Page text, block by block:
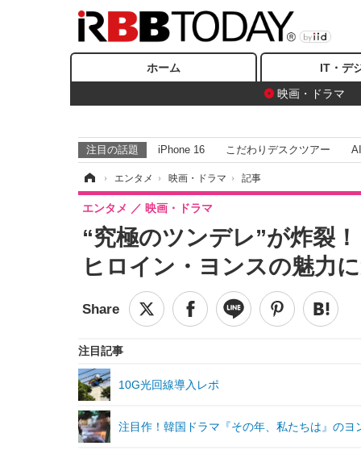
ホーム
IT・デ
映画・ドラマ
注目の話題 iPhone 16 こだわりデスクツアー AI
› エンタメ › 映画・ドラマ › 記事
“究極のツンデレ”が炸裂
ヒロイン・ヨンスの魅力
エンタメ 映画・ドラマ
注目記事
10G光回線導入レポ
注目作！韓国ドラマ『その年、私たちは』の